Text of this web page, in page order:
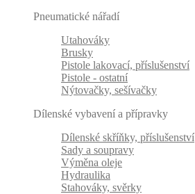
Pneumatické nářadí
Utahováky
Brusky
Pistole lakovací, příslušenství
Pistole - ostatní
Nýtovačky, sešívačky
Dílenské vybavení a přípravky
Dílenské skříňky, příslušenství
Sady a soupravy
Výměna oleje
Hydraulika
Stahováky, svěrky